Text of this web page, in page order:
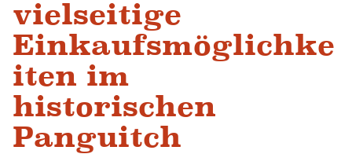
vielseitige
Einkaufsmöglichke
iten im
historischen
Panguitch